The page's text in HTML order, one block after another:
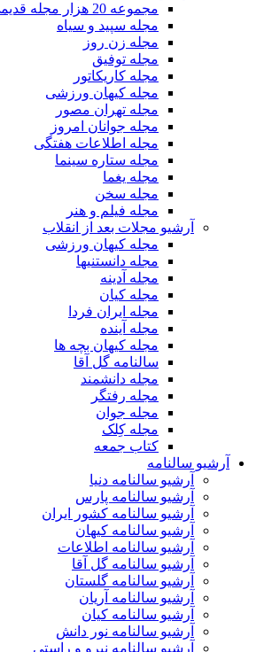
مجموعه 20 هزار مجله قدیمی
مجله سپید و سیاه
مجله زن روز
مجله توفیق
مجله کاریکاتور
مجله کیهان ورزشی
مجله تهران مصور
مجله جوانان امروز
مجله اطلاعات هفتگی
مجله ستاره سینما
مجله یغما
مجله سخن
مجله فیلم و هنر
آرشیو مجلات بعد از انقلاب
مجله کیهان ورزشی
مجله دانستنیها
مجله آدینه
مجله کیان
مجله ایران فردا
مجله آینده
مجله کیهان بچه ها
سالنامه گل آقا
مجله دانشمند
مجله رفتگر
مجله جوان
مجله کِلک
کتاب جمعه
آرشیو سالنامه
آرشیو سالنامه دنیا
آرشیو سالنامه پارس
آرشیو سالنامه کشور ایران
آرشیو سالنامه کیهان
آرشیو سالنامه اطلاعات
آرشیو سالنامه گل آقا
آرشیو سالنامه گلستان
آرشیو سالنامه آریان
آرشیو سالنامه کیان
آرشیو سالنامه نور دانش
آرشیو سالنامه نیرو و راستی